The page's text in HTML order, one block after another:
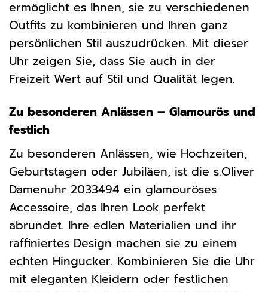
ermöglicht es Ihnen, sie zu verschiedenen
Outfits zu kombinieren und Ihren ganz
persönlichen Stil auszudrücken. Mit dieser
Uhr zeigen Sie, dass Sie auch in der
Freizeit Wert auf Stil und Qualität legen.
Zu besonderen Anlässen – Glamourös und
festlich
Zu besonderen Anlässen, wie Hochzeiten,
Geburtstagen oder Jubiläen, ist die s.Oliver
Damenuhr 2033494 ein glamouröses
Accessoire, das Ihren Look perfekt
abrundet. Ihre edlen Materialien und ihr
raffiniertes Design machen sie zu einem
echten Hingucker. Kombinieren Sie die Uhr
mit eleganten Kleidern oder festlichen